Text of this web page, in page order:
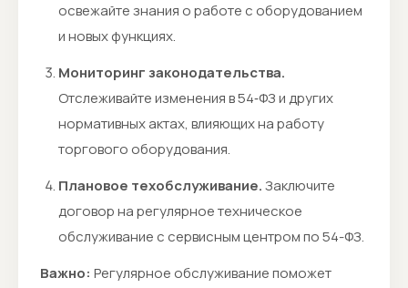
освежайте знания о работе с оборудованием
и новых функциях.
Мониторинг законодательства.
Отслеживайте изменения в 54‑ФЗ и других
нормативных актах, влияющих на работу
торгового оборудования.
Плановое техобслуживание.Заключите
договор на регулярное техническое
обслуживание с сервисным центром по 54-ФЗ.
Важно: Регулярное обслуживание поможет